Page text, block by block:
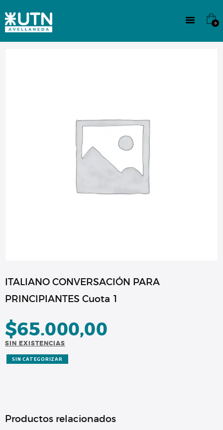
0
CULTURA
ITALIANO CONVERSACIÓN PARA
PRINCIPIANTES Cuota 1
$65.000,00
SIN EXISTENCIAS
SIN CATEGORIZAR
Productos relacionados